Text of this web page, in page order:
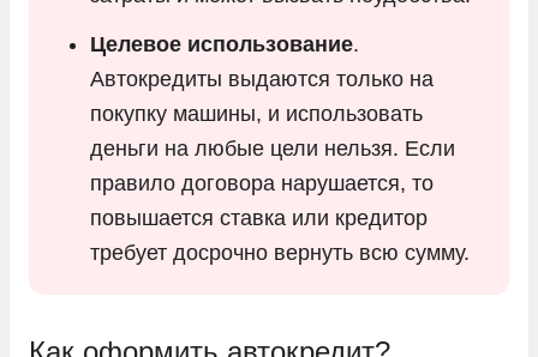
Целевое использование.
Автокредиты выдаются только на
покупку машины, и использовать
деньги на любые цели нельзя. Если
правило договора нарушается, то
повышается ставка или кредитор
требует досрочно вернуть всю сумму.